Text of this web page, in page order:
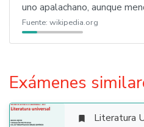
uno apalachano, aunque
Fuente: wikipedia.org
Exámenes
 Literatura